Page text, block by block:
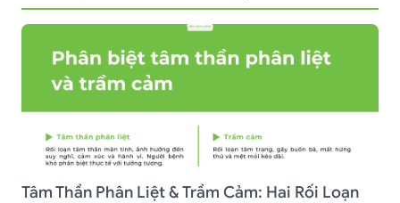
Tâm Thần Phân Liệt & Trầm Cảm: Hai Rối Loạn